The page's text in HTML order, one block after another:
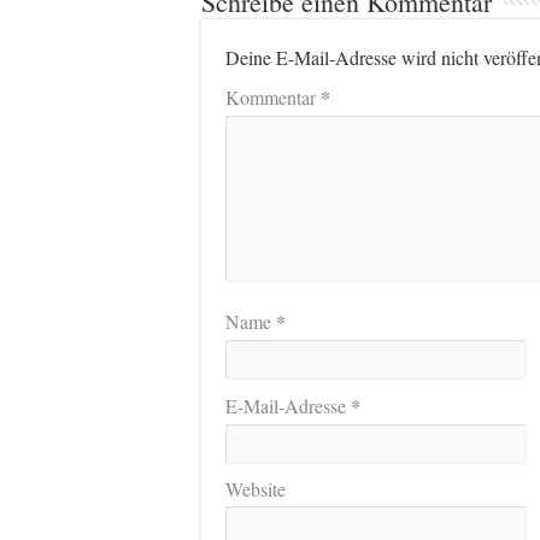
Deine E-Mail-Adresse wird nicht
Kommentar*
Name *
E-Mail-Adresse *
Website